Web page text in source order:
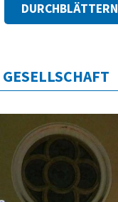
DURCHBLÄTTERN
GESELLSCHAFT